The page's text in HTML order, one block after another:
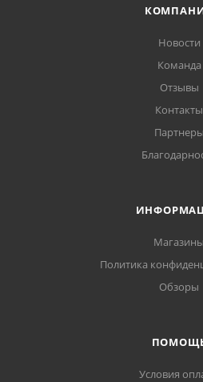
Новости
Команда
Отзывы
Контакты
Партнеры
Магазины
Политика
Обзоры
Условия